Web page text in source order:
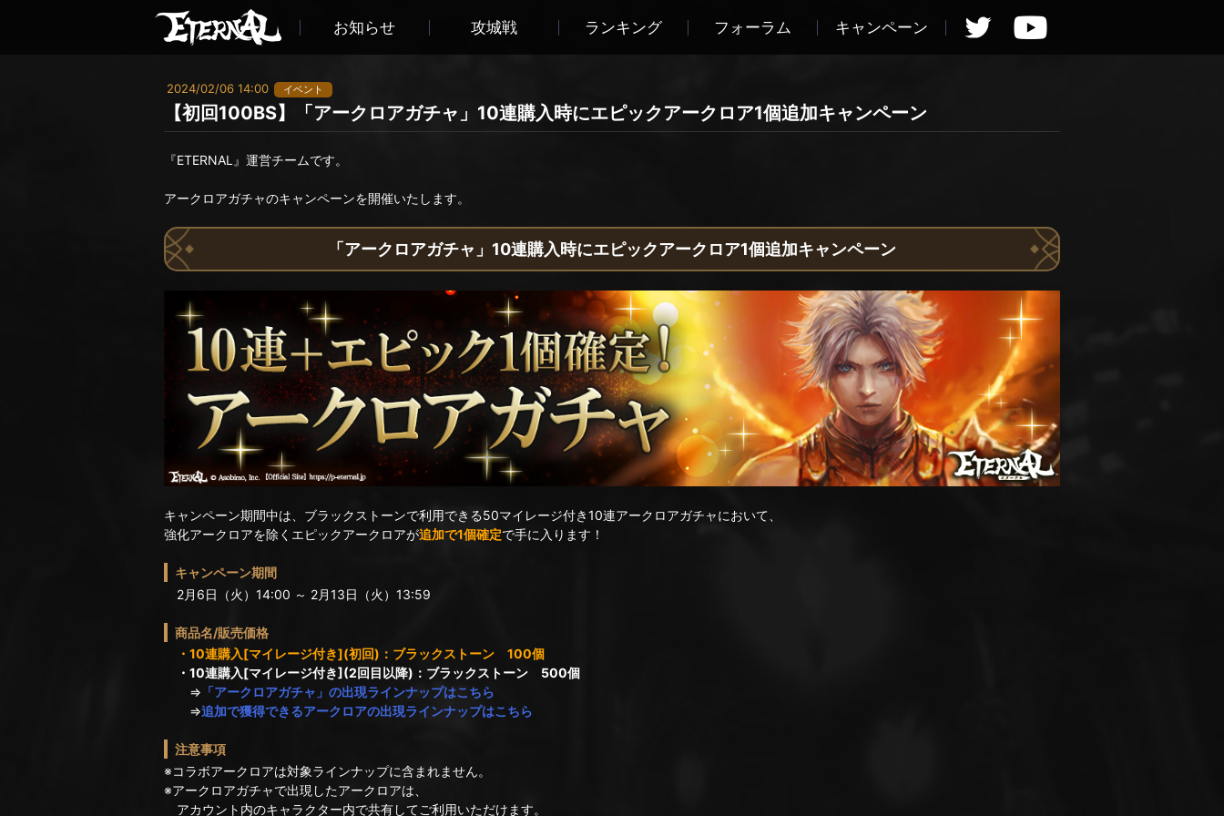
お知らせ 攻城戦 ランキング フォーラム キャンペーン
2024/02/06 14:00 イベント
【初回100BS】「アークロアガチャ」10連購入時にエピックアークロア1個追加キャンペーン
『ETERNAL』運営チームです。
アークロアガチャのキャンペーンを開催いたします。
「アークロアガチャ」10連購入時にエピックアークロア1個追加キャンペーン
キャンペーン期間中は、ブラックストーンで利用できる50マイレージ付き10連アークロアガチャにおいて、
強化アークロアを除くエピックアークロアが追加で1個確定で手に入ります！
キャンペーン期間
2月6日（火）14:00 ～ 2月13日（火）13:59
商品名/販売価格
・10連購入[マイレージ付き](初回)：ブラックストーン 100個
・10連購入[マイレージ付き](2回目以降)：ブラックストーン 500個
⇒ 「アークロアガチャ」の出現ラインナップはこちら
⇒追加で獲得できるアークロアの出現ラインナップはこちら
注意事項
※コラボアークロアは対象ラインナップに含まれません。
※アークロアガチャで出現したアークロアは、
アカウント内のキャラクター内で共有してご利用いただけます。